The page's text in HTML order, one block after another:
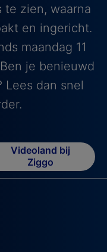
te zien, waarna
en ingericht.
maandag 11
je benieuwd
dan snel
Videoland bij
Ziggo